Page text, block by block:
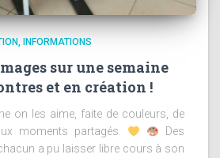
INFORMATIONS
sur une semaine
et en création !
on les aime, faite de couleurs, de
moments partagés.
Des
a pu laisser libre cours à son